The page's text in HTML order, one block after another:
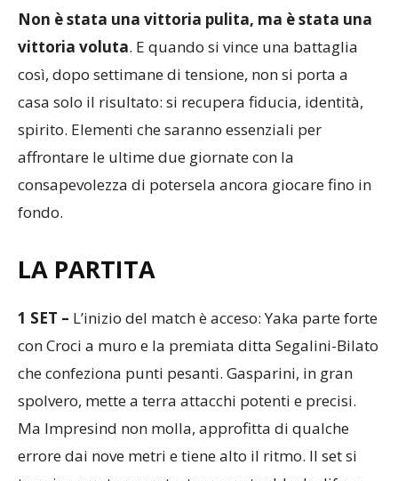
Non è stata una vittoria pulita, ma è stata una
. E quando si vince una battaglia
così, dopo settimane di tensione, non si porta a
casa solo il risultato: si recupera fiducia, identità,
spirito. Elementi che saranno essenziali per
affrontare le ultime due giornate con la
consapevolezza di potersela ancora giocare fino in
LA PARTITA
L’inizio del match è acceso: Yaka parte forte
con Croci a muro e la premiata ditta Segalini-Bilato
che confeziona punti pesanti. Gasparini, in gran
spolvero, mette a terra attacchi potenti e precisi.
Ma Impresind non molla, approfitta di qualche